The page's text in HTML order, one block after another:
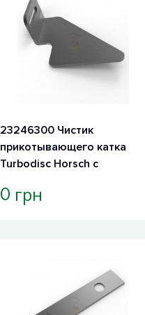
23246300 Чистик
прикотывающего катка
Turbodisc Horsch с
0 грн